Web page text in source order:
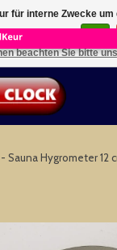
164 Reviews
Sie ihre Sprache: DE --
Sauna Hygrometer 12
für interne Zwecke
in Ordnung?
beachten Sie bitte